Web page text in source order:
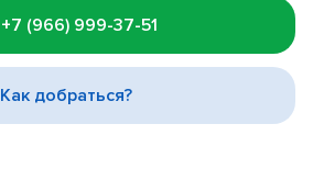
+7 (966) 999-37-51
Как добраться?